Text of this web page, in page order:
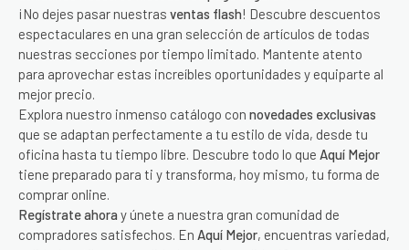
¡No dejes pasar nuestras ventas flash! Descubre descuentos
espectaculares en una gran selección de artículos de todas
nuestras secciones por tiempo limitado. Mantente atento
para aprovechar estas increíbles oportunidades y equiparte al
mejor precio.
Explora nuestro inmenso catálogo con novedades exclusivas
que se adaptan perfectamente a tu estilo de vida, desde tu
oficina hasta tu tiempo libre. Descubre todo lo que Aquí Mejor
tiene preparado para ti y transforma, hoy mismo, tu forma de
comprar online.
Regístrate ahora y únete a nuestra gran comunidad de
compradores satisfechos. En Aquí Mejor, encuentras variedad,